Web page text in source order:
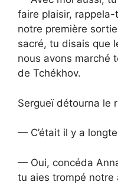
faire plaisir,
notre première
sacré, tu disais que
nous avons marché
de Tchékhov.
Sergueï détourna le
— C’était il y a
— Oui, concéda
tu aies trompé notre